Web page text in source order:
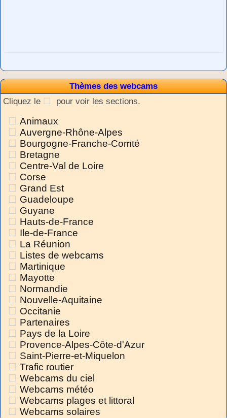
Thèmes des webcams
Cliquez le
pour voir les sections.
Animaux
Auvergne-Rhône-Alpes
Bourgogne-Franche-Comté
Bretagne
Centre-Val de Loire
Corse
Grand Est
Guadeloupe
Guyane
Hauts-de-France
Ile-de-France
La Réunion
Listes de webcams
Martinique
Mayotte
Normandie
Nouvelle-Aquitaine
Occitanie
Partenaires
Pays de la Loire
Provence-Alpes-Côte-d'Azur
Saint-Pierre-et-Miquelon
Trafic routier
Webcams du ciel
Webcams météo
Webcams plages et littoral
Webcams solaires